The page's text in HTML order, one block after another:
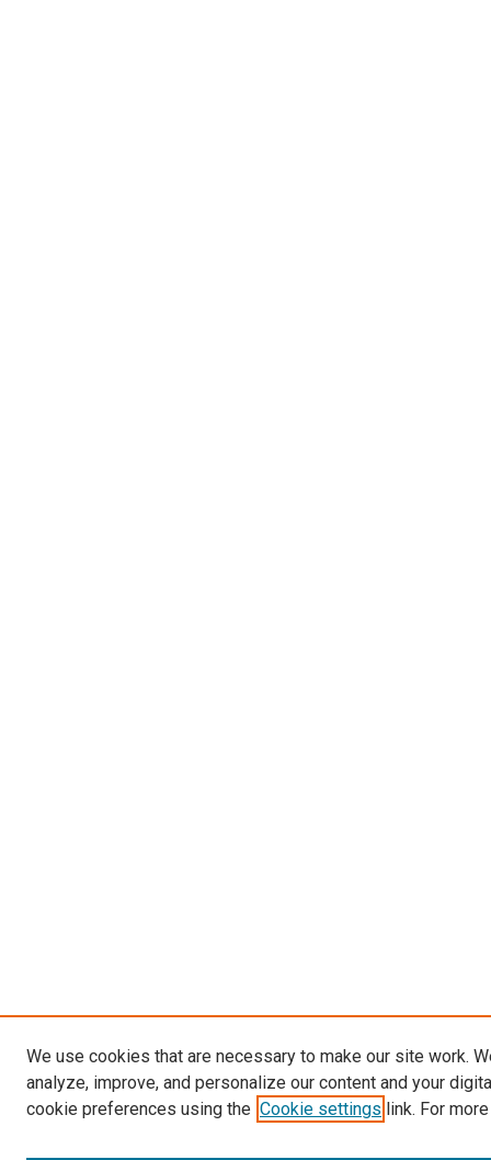
We use cookies that are necessary to make our site work.
analyze, improve, and personalize our content and your
cookie preferences using the Cookie settings link. For